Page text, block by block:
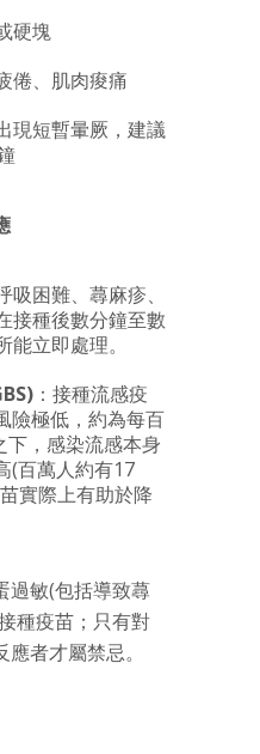
硬塊
倦、肌肉痠痛
現短暫暈厥，建議
吸困難、蕁麻疹、
接種後數分鐘至數
立即處理。
：接種流感疫
險極低，約為每百
，感染流感本身
(百萬人約有17
實際上有助於降
過敏(包括導致蕁
種疫苗；只有對
者才屬禁忌。